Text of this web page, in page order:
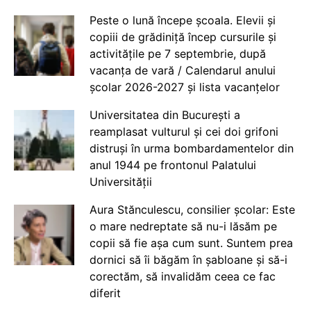
Peste o lună începe școala. Elevii și
copiii de grădiniță încep cursurile și
activitățile pe 7 septembrie, după
vacanța de vară / Calendarul anului
școlar 2026-2027 și lista vacanțelor
Universitatea din București a
reamplasat vulturul și cei doi grifoni
distruși în urma bombardamentelor din
anul 1944 pe frontonul Palatului
Universității
Aura Stănculescu, consilier școlar: Este
o mare nedreptate să nu-i lăsăm pe
copii să fie așa cum sunt. Suntem prea
dornici să îi băgăm în șabloane și să-i
corectăm, să invalidăm ceea ce fac
diferit